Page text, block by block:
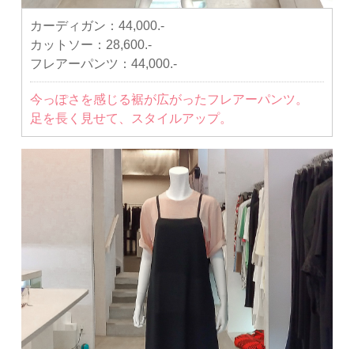
カーディガン： 44,000.-
カットソー： 28,600.-
フレアーパンツ： 44,000.-
今っぽさを感じる裾が広がったフレアーパンツ。
足を長く見せて、スタイルアップ。